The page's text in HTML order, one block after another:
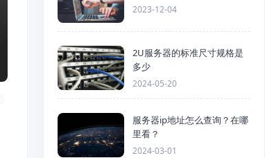
2023-12-04
2U服务器的标准尺寸规格是
多少
2024-05-20
服务器ip地址怎么查询？在哪
里看？
2024-03-01